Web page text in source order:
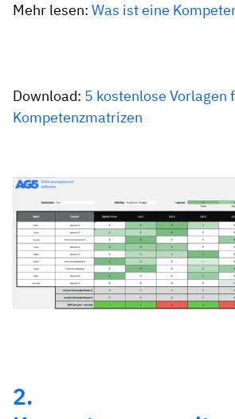
Mehr lesen: Was ist eine
Download: 5 kostenlose Vorlagen
Kompetenzmatrizen
2.